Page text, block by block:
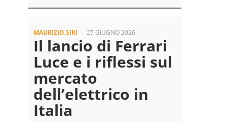
MAURIZIO.SIRI - 27 GIUGNO 2026
Il lancio di Ferrari
Luce e i riflessi sul
mercato
dell’elettrico in
Italia